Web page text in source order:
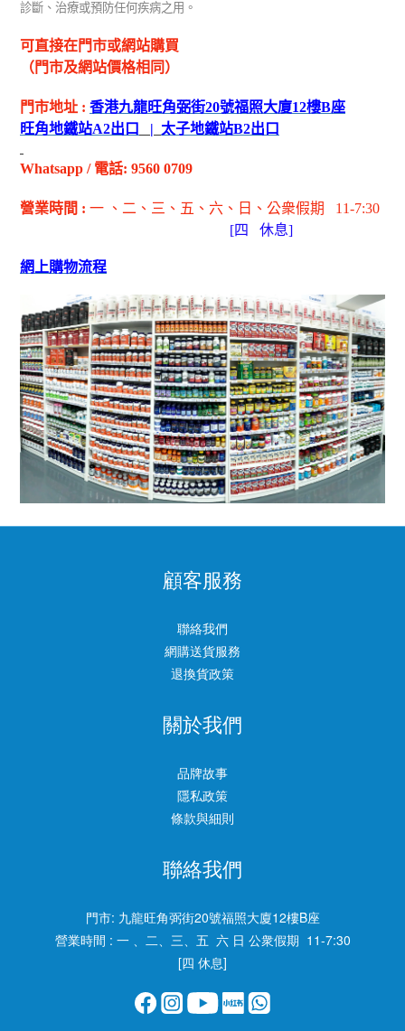
診斷、治療或預防任何疾病之用。
可直接在門市或網站購買
（門市及網站價格相同）
門市地址 : 香港九龍旺角弼街20號福照大廈12樓B座
旺角地鐵站A2出 口 | 太子地鐵站B2出 口
Whatsapp / 電話: 9560 0709
營業時間 : 一 、二、三、五 、六 、日 、公衆假期
11-7:30
[四 休息]
網上購物流程
顧客服務
聯絡我們
網購送貨服務
退換貨政策
關於我們
品牌故事
隱私政策
條款與細則
聯絡我們
門市: 九龍旺角弼街20號福照大廈12樓B座
營業時間 : 一 、二、三、五 六 日 公衆假期 11-7:30
[四 休息]